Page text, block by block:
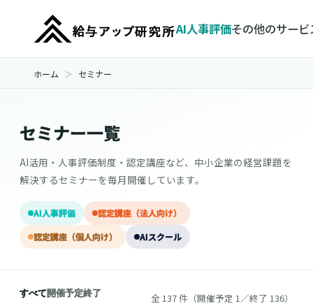
AI人事評価その他のサービ
ホーム セミナー
セミナー一覧
AI活用・人事評価制度・認定講座など、中小企業の経営課題を
解決するセミナーを毎月開催しています。
AI人事評価
認定講座（法人向け）
認定講座（個人向け）
AIスクール
すべて 開催予定終了 全 137 件（開催予定 1／終了 136）